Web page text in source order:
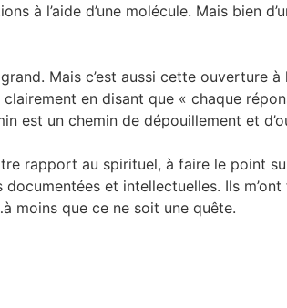
à l’aide d’une molécule. Mais bien
Mais c’est aussi cette ouverture à
en disant que « chaque
est un chemin de dépouillement et
rapport au spirituel, à faire le point
et intellectuelles. Ils
moins que ce ne soit une quête.